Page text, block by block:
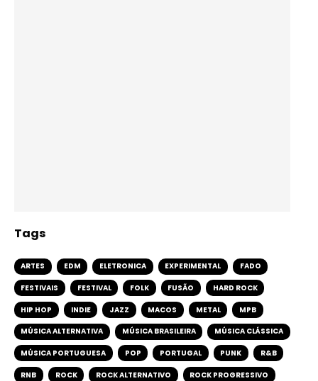
Tags
ARTES EDM ELETRONICA EXPERIMENTAL FADO
FESTIVAIS FESTIVAL FOLK FUSÃO HARD ROCK
HIP HOP INDIE JAZZ MACOS METAL MPB
MÚSICA ALTERNATIVA MÚSICA BRASILEIRA MÚSICA CLÁSSICA
MÚSICA PORTUGUESA POP PORTUGAL PUNK R&B
RNB ROCK ROCK ALTERNATIVO ROCK PROGRESSIVO